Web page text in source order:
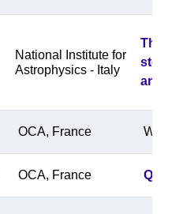
National Institute for
Astrophysics - Italy
The
stellar
and
OCA, France Why
OCA, France Quiet